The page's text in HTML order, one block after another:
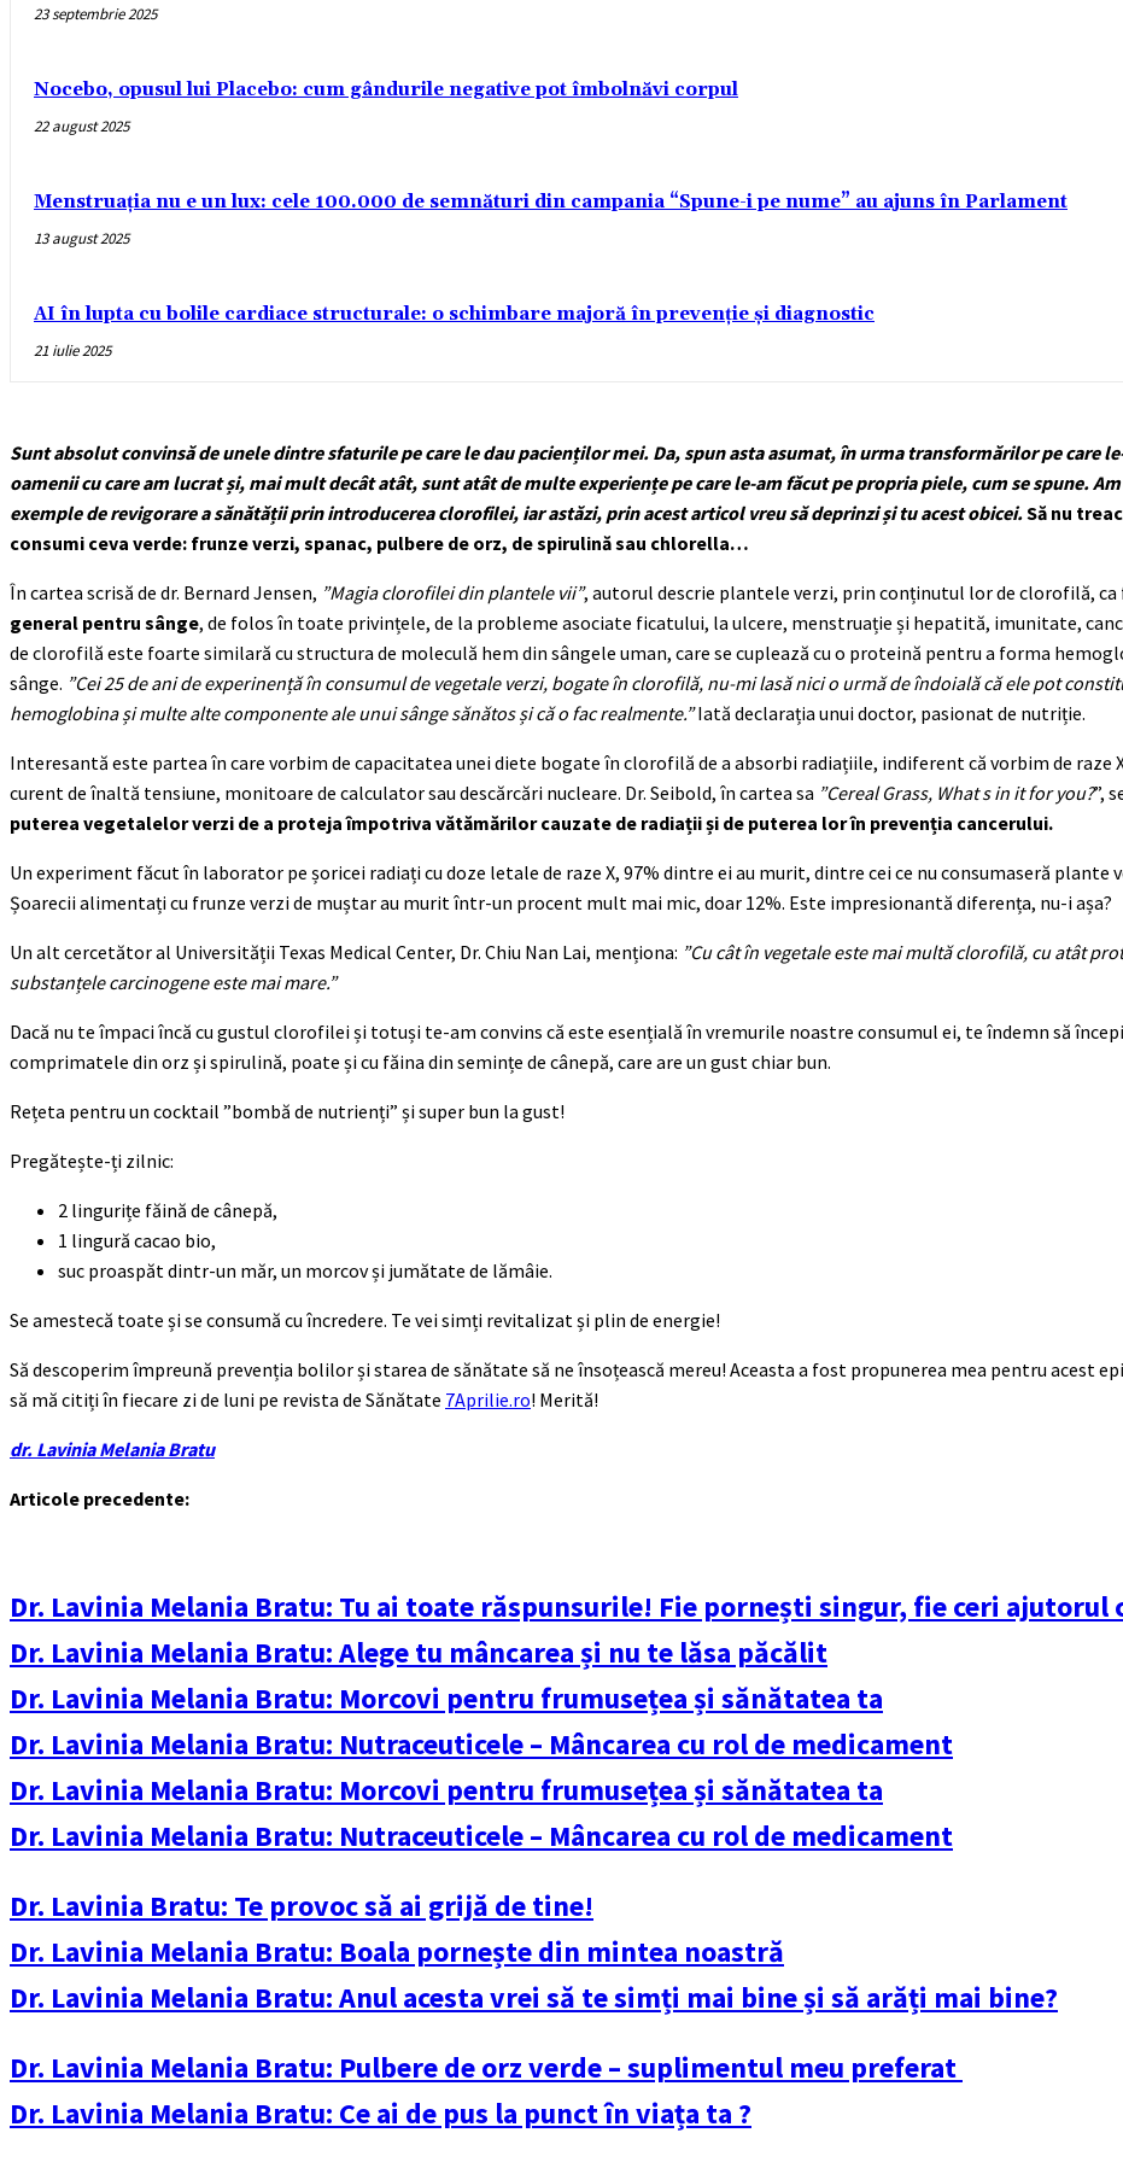
23 septembrie 2025
Nocebo, opusul lui Placebo: cum gândurile negative pot îmbolnăvi corpul
22 august 2025
Menstruația nu e un lux: cele 100.000 de semnături din campania “Spune-i pe nume” au ajuns în Parlament
13 august 2025
AI în lupta cu bolile cardiace structurale: o schimbare majoră în prevenție și diagnostic
21 iulie 2025
Sunt absolut convinsă de unele dintre sfaturile pe care le dau pacienților mei. Da, spun asta asumat, în urma transformărilor pe care
oamenii cu care am lucrat și, mai mult decât atât, sunt atât de multe experiențe pe care le-am făcut pe propria piele, cum se spune.
exemple de revigorare a sănătății prin introducerea clorofilei, iar astăzi, prin acest articol vreu să deprinzi și tu acest obicei.Să nu
consumi ceva verde: frunze verzi, spanac, pulbere de orz, de spirulină sau chlorella…
În cartea scrisă de dr. Bernard Jensen, ”Magia clorofilei din plantele vii”, autorul descrie plantele verzi, prin conținutul lor de clorofilă, ca
general pentru sânge, de folos în toate privințele, de la probleme asociate ficatului, la ulcere, menstruație și hepatită, imunitate,
de clorofilă este foarte similară cu structura de moleculă hem din sângele uman, care se cuplează cu o proteină pentru a forma
sânge. ”Cei 25 de ani de experinență în consumul de vegetale verzi, bogate în clorofilă, nu-mi lasă nici o urmă de îndoială că ele pot
hemoglobina și multe alte componente ale unui sânge sănătos și că o fac realmente.”Iată declarația unui doctor, pasionat de nutriție.
Interesantă este partea în care vorbim de capacitatea unei diete bogate în clorofilă de a absorbi radiațiile, indiferent că vorbim de raze
curent de înaltă tensiune, monitoare de calculator sau descărcări nucleare. Dr. Seibold, în cartea sa ”Cereal Grass, What s in it for you?”,
puterea vegetalelor verzi de a proteja împotriva vătămărilor cauzate de radiații și de puterea lor în prevenția cancerului.
Un experiment făcut în laborator pe șoricei radiați cu doze letale de raze X, 97% dintre ei au murit, dintre cei ce nu consumaseră plante
Șoarecii alimentați cu frunze verzi de muștar au murit într-un procent mult mai mic, doar 12%. Este impresionantă diferența, nu-i așa?
Un alt cercetător al Universității Texas Medical Center, Dr. Chiu Nan Lai, menționa: ”Cu cât în vegetale este mai multă clorofilă, cu atât
substanțele carcinogene este mai mare.”
Dacă nu te împaci încă cu gustul clorofilei și totuși te-am convins că este esențială în vremurile noastre consumul ei, te îndemn să
comprimatele din orz și spirulină, poate și cu făina din semințe de cânepă, care are un gust chiar bun.
Rețeta pentru un cocktail ”bombă de nutrienți” și super bun la gust!
Pregătește-ți zilnic:
2 lingurițe făină de cânepă,
1 lingură cacao bio,
suc proaspăt dintr-un măr, un morcov și jumătate de lămâie.
Se amestecă toate și se consumă cu încredere. Te vei simți revitalizat și plin de energie!
Să descoperim împreună prevenția bolilor și starea de sănătate să ne însoțească mereu! Aceasta a fost propunerea mea pentru acest
să mă citiți în fiecare zi de luni pe revista de Sănătate 7Aprilie.ro! Merită!
dr. Lavinia Melania Bratu
Articole precedente:
Dr. Lavinia Melania Bratu: Tu ai toate răspunsurile! Fie pornești singur, fie ceri ajutorul
Dr. Lavinia Melania Bratu: Alege tu mâncarea și nu te lăsa păcălit
Dr. Lavinia Melania Bratu: Morcovi pentru frumusețea și sănătatea ta
Dr. Lavinia Melania Bratu: Nutraceuticele – Mâncarea cu rol de medicament
Dr. Lavinia Melania Bratu: Morcovi pentru frumusețea și sănătatea ta
Dr. Lavinia Melania Bratu: Nutraceuticele – Mâncarea cu rol de medicament
Dr. Lavinia Bratu: Te provoc să ai grijă de tine!
Dr. Lavinia Melania Bratu: Boala pornește din mintea noastră
Dr. Lavinia Melania Bratu: Anul acesta vrei să te simți mai bine și să arăți mai bine?
Dr. Lavinia Melania Bratu: Pulbere de orz verde – suplimentul meu preferat
Dr. Lavinia Melania Bratu: Ce ai de pus la punct în viața ta ?